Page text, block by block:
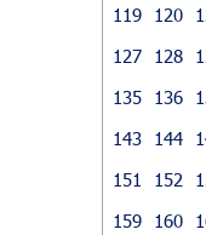
119
120
127
128
135
136
143
144
151
152
159
160